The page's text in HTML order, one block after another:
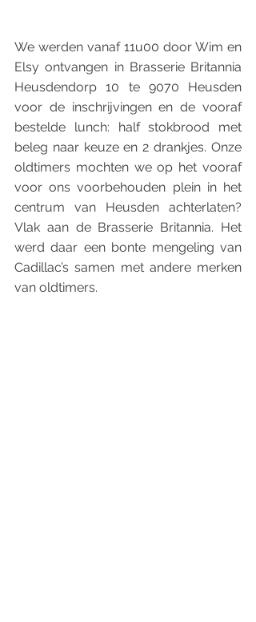
We werden vanaf 11u00 door Wim en
Elsy ontvangen in Brasserie Britannia
Heusdendorp 10 te 9070 Heusden
voor de inschrijvingen en de vooraf
bestelde lunch: half stokbrood met
beleg naar keuze en 2 drankjes. Onze
oldtimers mochten we op het vooraf
voor ons voorbehouden plein in het
centrum van Heusden achterlaten?
Vlak aan de Brasserie Britannia. Het
werd daar een bonte mengeling van
Cadillac’s samen met andere merken
van oldtimers.